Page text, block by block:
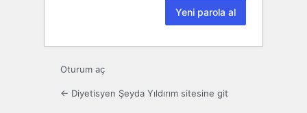
Oturum aç
← Diyetisyen Şeyda Yıldırım sitesine git